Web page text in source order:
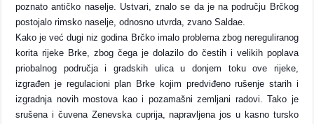
poznato antičko naselje. Ustvari, znalo se da je na području Brčkog
postojalo rimsko naselje, odnosno utvrda, zvano Saldae.
Kako je već dugi niz godina Brčko imalo problema zbog nereguliranog
korita rijeke Brke, zbog čega je dolazilo do čestih i velikih poplava
priobalnog područja i gradskih ulica u donjem toku ove rijeke,
izgrađen je regulacioni plan Brke kojim predviđeno rušenje starih i
izgradnja novih mostova kao i pozamašni zemljani radovi. Tako je
srušena i čuvena Zenevska cuprija, napravljena jos u kasno tursko